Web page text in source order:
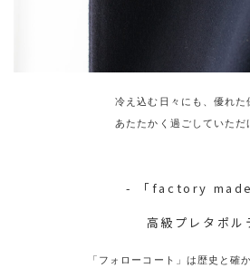
冷え込む日々にも、優れた
あたたかく過ごしていただ
- 「factory
高級プレタポル
「フォローコート」は歴史と確